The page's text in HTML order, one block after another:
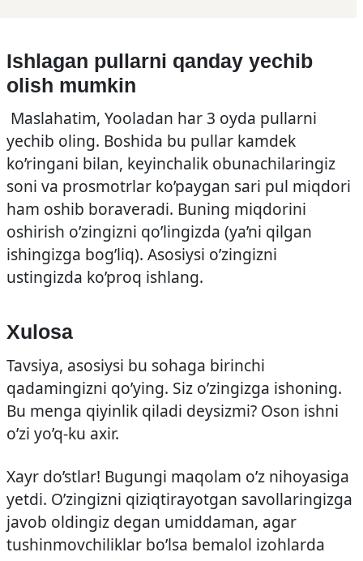
Ishlagan pullarni qanday yechib
olish mumkin
Maslahatim, Yooladan har 3 oyda pullarni
yechib oling. Boshida bu pullar kamdek
ko’ringani bilan, keyinchalik obunachilaringiz
soni va prosmotrlar ko’paygan sari pul miqdori
ham oshib boraveradi. Buning miqdorini
oshirish o’zingizni qo’lingizda (ya’ni qilgan
ishingizga bog’liq). Asosiysi o’zingizni
ustingizda ko’proq ishlang.
Xulosa
Tavsiya, asosiysi bu sohaga birinchi
qadamingizni qo’ying. Siz o’zingizga ishoning.
Bu menga qiyinlik qiladi deysizmi? Oson ishni
o’zi yo’q-ku axir.
Xayr do’stlar! Bugungi maqolam o’z nihoyasiga
yetdi. O’zingizni qiziqtirayotgan savollaringizga
javob oldingiz degan umiddaman, agar
tushinmovchiliklar bo’lsa bemalol izohlarda